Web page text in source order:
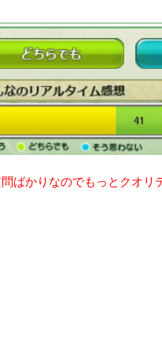
ばかりなのでもっとクオリ